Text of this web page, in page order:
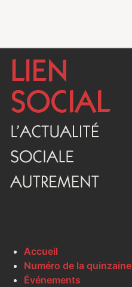
Accueil
Numéro de la quinzaine
Événements